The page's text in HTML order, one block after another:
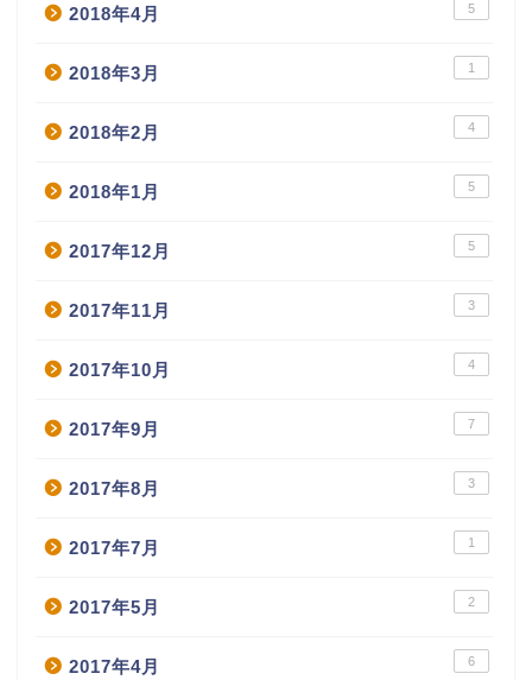
2018年4月 5
2018年3月 1
2018年2月 4
2018年1月 5
2017年12月 5
2017年11月 3
2017年10月 4
2017年9月 7
2017年8月 3
2017年7月 1
2017年5月 2
2017年4月 6